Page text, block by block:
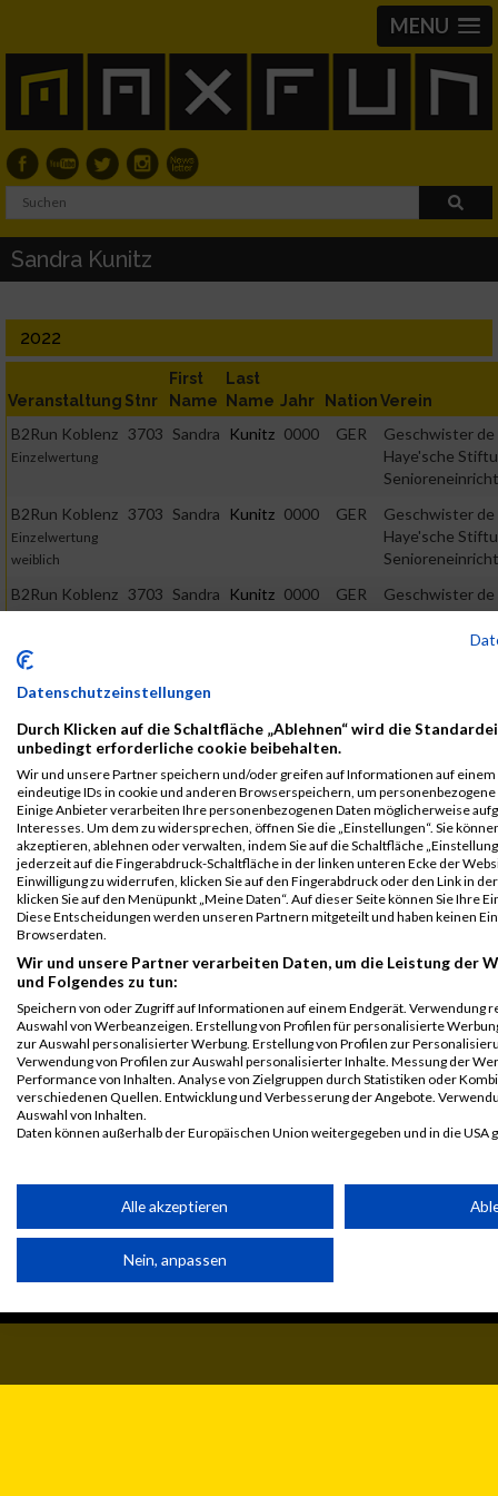
MENU
Sandra Kunitz
2022
Veranstaltung Stnr
First
Name
Last
Name Jahr NationVerein
B2Run Koblenz
Einzelwertung
3703 Sandra Kunitz 0000 GER
Geschwister de
Haye'sche
B2Run Koblenz
Einzelwertung
weiblich
3703 Sandra Kunitz 0000 GER
Geschwister de
Haye'sche
B2Run Koblenz 3703 Sandra Kunitz 0000 GER
Geschwister de
Haye'sche
B2Run Koblenz
Teamwertung
Legende:
GPos = Geschlechter Position, KPos = Kategorie Position, TPos =
Team Position, DNS = Did not start, DNF = Did not finish, DQ =
Disqualifiziert
© MaxFun Sports GmbH
Mediadaten
Datenschutzeinstellungen
Durch Klicken auf die Schaltfläche „Ablehnen“ wird die
unbedingt erforderliche cookie beibehalten.
Wir und unsere Partner speichern und/oder greifen auf Informationen auf einem
eindeutige IDs in cookie und anderen Browserspeichern, um
Einige Anbieter verarbeiten Ihre personenbezogenen Daten möglicherweise
Interesses. Um dem zu widersprechen, öffnen Sie die „Einstellungen“. Sie
akzeptieren, ablehnen oder verwalten, indem Sie auf die Schaltfläche
jederzeit auf die Fingerabdruck-Schaltfläche in der linken unteren Ecke der
Einwilligung zu widerrufen, klicken Sie auf den Fingerabdruck oder den Link in
klicken Sie auf den Menüpunkt „Meine Daten“. Auf dieser Seite können Sie Ihre
Diese Entscheidungen werden unseren Partnern mitgeteilt und haben keinen
Browserdaten.
Wir und unsere Partner verarbeiten Daten, um die Leistung der
und Folgendes zu tun:
Speichern von oder Zugriff auf Informationen auf einem Endgerät. Verwendung
Auswahl von Werbeanzeigen. Erstellung von Profilen für personalisierte
zur Auswahl personalisierter Werbung. Erstellung von Profilen zur
Verwendung von Profilen zur Auswahl personalisierter Inhalte. Messung der
Performance von Inhalten. Analyse von Zielgruppen durch Statistiken oder
verschiedenen Quellen. Entwicklung und Verbesserung der Angebote.
Auswahl von Inhalten.
Daten können außerhalb der Europäischen Union weitergegeben und in die USA
Partnerliste anzeigen (1 IAB-Anbieter)
Wir nutzen Ihre Daten für folgende Zwecke:
IAB-Verarbeitungszwecke:
Speichern von oder Zugriff auf Informationen auf einem
Alle akzeptieren
Nein, anpassen